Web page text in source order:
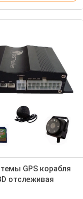
GPS корабля
отслеживая